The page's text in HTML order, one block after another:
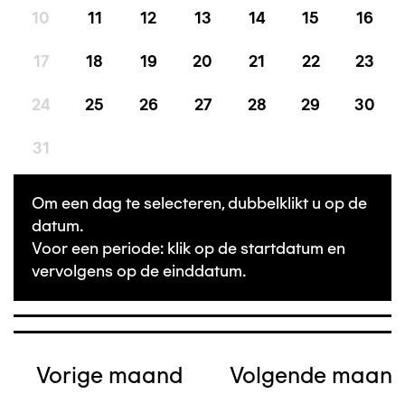
10 11 12 13 14 15 16
17 18 19 20 21 22 23
24 25 26 27 28 29 30
31
Om een dag te selecteren, dubbelklikt u op de
datum.
Voor een periode: klik op de startdatum en
vervolgens op de einddatum.
Vorige maand Volgende maand